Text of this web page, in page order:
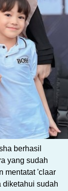
berhasil
yang sudah
mentatat 'claar
diketahui sudah